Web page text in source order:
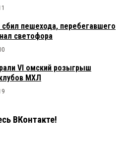
пешехода, перебегавшего
светофора
VI омский розыгрыш
МХЛ
ВКонтакте!